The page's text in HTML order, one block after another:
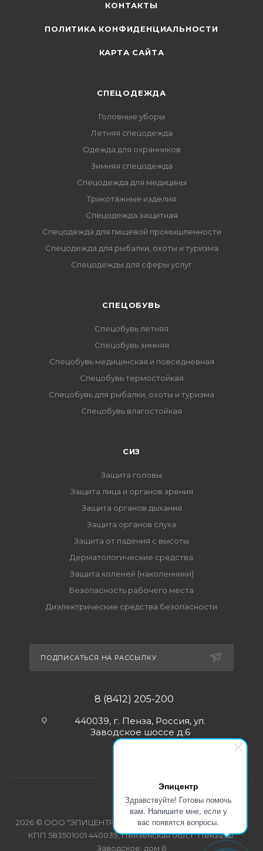
Эпицентр
Здравствуйте! Готовы помочь
вам. Напишите мне, если у
вас появятся вопросы.
КОНТАКТЫ
ПОЛИТИКА КОНФИДЕНЦИАЛЬНОСТИ
КАРТА САЙТА
СПЕЦОДЕЖДА
Головные уборы
Летняя спецодежда
Одежда для охранников
Зимняя спецодежда
Спецодежда для медицины
Трикотажные изделия
Спецодежда защитная
Спецодежда для пищевой промышленности
Спецодежда для рыбалки, охоты и туризма
Спецодежды для сферы услуг
CПЕЦОБУВЬ
Спецобувь летняя
Спецобувь зимняя
Спецобувь медицинская и повседневная
Спецобувь термостойкая
Спецобувь для рыбалки, охоты и туризма
Спецобувь влагостойкая
СИЗ
Защита головы
Защита лица и органов зрения
Защита органов дыхания
Защита органов слуха
Защита от падения с высоты
Дерматологические средства
Защита коленей (наколенники)
Безопасность рабочего места
Диэлектрические средства безопасности
ПОДПИСАТЬСЯ НА РАССЫЛКУ
8 (8412) 205-200
440039, г. Пенза, Россия, ул.
Заводское шоссе д.6
2026 © ООО "ЭПИЦЕНТР-СПЕЦОДЕЖДА" ИНН 5835103358
КПП 583501001 440039, Пензенская обл, г. Пенза, ш.
Заводское, дом 6